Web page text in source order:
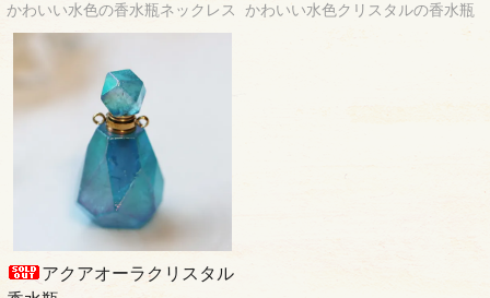
かわいい水色の香水瓶ネックレス かわいい水色クリスタルの香水瓶
アクアオーラクリスタル